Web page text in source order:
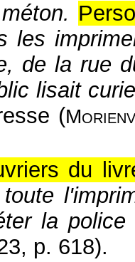
les
de la rue
lisait
(
du
la police
, p. 618).